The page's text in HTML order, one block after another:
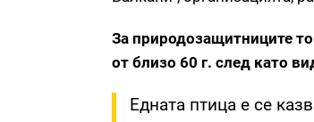
За природозащитниците
от близо 60 г. след като
Едната птица е се